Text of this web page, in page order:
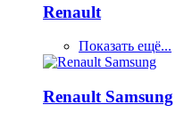
Renault
Показать ещё...
Renault Samsung